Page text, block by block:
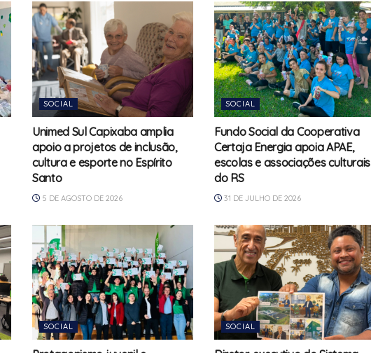
SOCIAL
Unimed Sul Capixaba amplia
apoio a projetos de inclusão,
cultura e esporte no Espírito
Santo
5 DE AGOSTO DE 2026
SOCIAL
Fundo Social da Cooperativa
Certaja Energia apoia APAE,
escolas e associações culturais
do RS
31 DE JULHO DE 2026
SOCIAL SOCIAL